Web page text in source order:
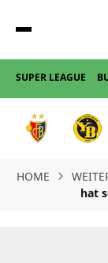
SUPER LEAGUE
HOME
hat